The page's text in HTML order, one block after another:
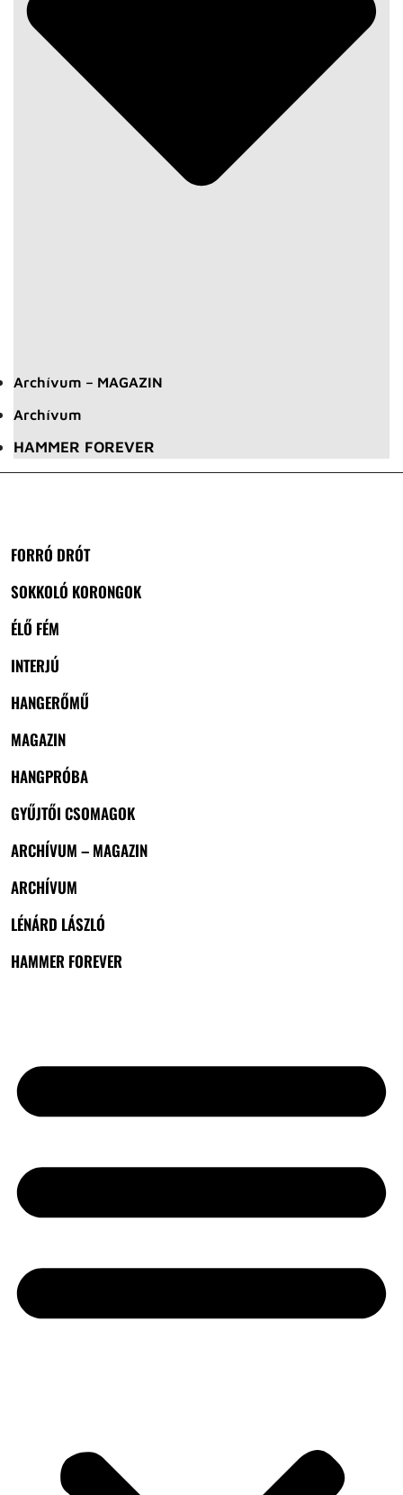
Archívum – MAGAZIN
Archívum
HAMMER FOREVER
FORRÓ DRÓT
SOKKOLÓ KORONGOK
ÉLŐ FÉM
INTERJÚ
HANGERŐMŰ
MAGAZIN
HANGPRÓBA
GYŰJTŐI CSOMAGOK
ARCHÍVUM – MAGAZIN
ARCHÍVUM
LÉNÁRD LÁSZLÓ
HAMMER FOREVER